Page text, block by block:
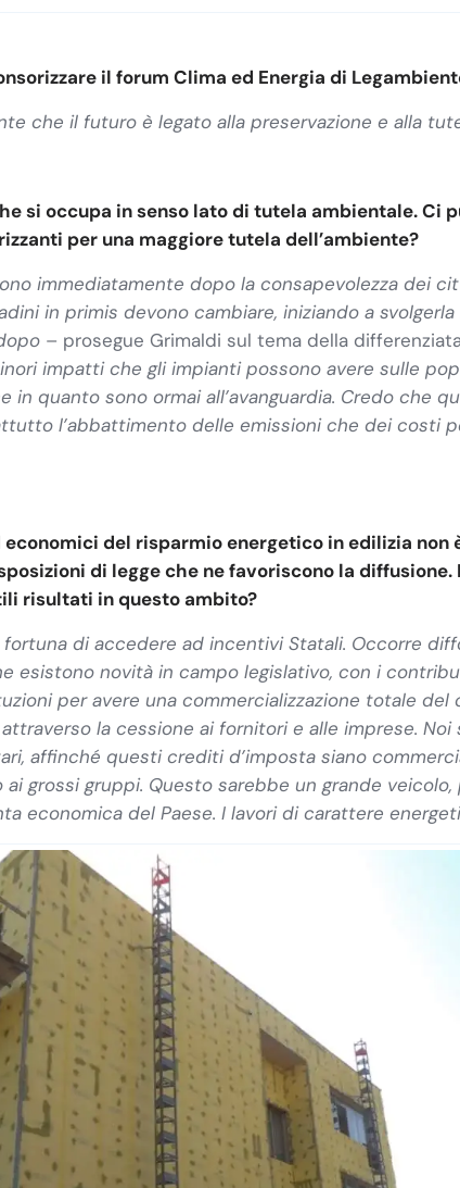
il forum Clima ed Energia di
che il futuro è legato alla preservazione e alla
si occupa in senso lato di tutela ambientale.Ci
per una maggiore tutela dell’ambiente?
immediatamente dopo la consapevolezza dei
in primis devono cambiare, iniziando a
– prosegue Grimaldi sul tema della
impatti che gli impianti possono avere sulle
in quanto sono ormai all’avanguardia. Credo che
l’abbattimento delle emissioni che dei costi
del risparmio energetico in edilizia non
di legge che ne favoriscono la diffusione.
risultati in questo ambito?
fortuna di accedere ad incentivi Statali. Occorre
esistono novità in campo legislativo, con i
per avere una commercializzazione totale
la cessione ai fornitori e alle imprese.
affinché questi crediti d’imposta siano
grossi gruppi. Questo sarebbe un grande
economica del Paese. I lavori di carattere